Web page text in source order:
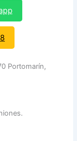
Portomarín,